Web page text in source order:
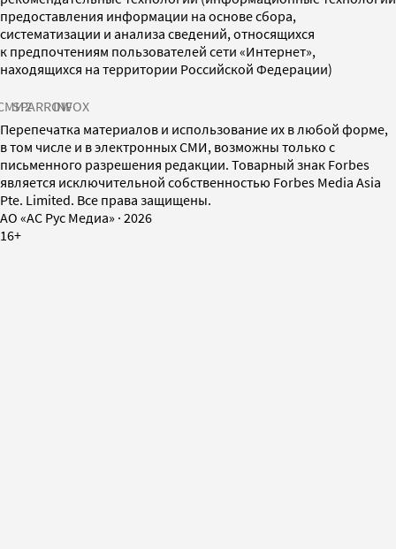
предоставления информации на основе сбора,
систематизации и анализа сведений, относящихся
к предпочтениям пользователей сети «Интернет»,
находящихся на территории Российской Федерации)
SPARROWINFOX
Перепечатка материалов и использование их в любой форме,
в том числе и в электронных СМИ, возможны только с
письменного разрешения редакции. Товарный знак Forbes
является исключительной собственностью Forbes Media Asia
Pte. Limited. Все права защищены.
AO «АС Рус Медиа» · 2026
16+